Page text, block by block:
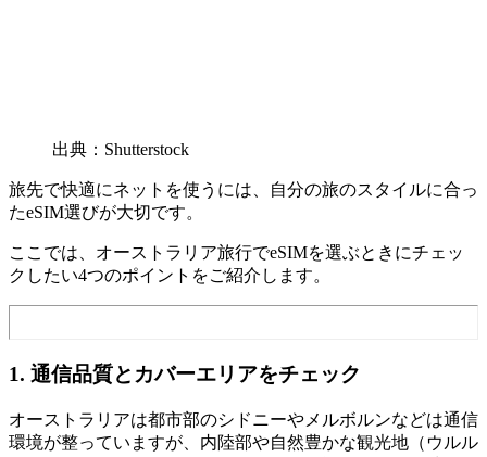
出典：Shutterstock
旅先で快適にネットを使うには、自分の旅のスタイルに合っ
たeSIM選びが大切です。
ここでは、オーストラリア旅行でeSIMを選ぶときにチェッ
クしたい4つのポイントをご紹介します。
1. 通信品質とカバーエリアをチェック
オーストラリアは都市部のシドニーやメルボルンなどは通信
環境が整っていますが、内陸部や自然豊かな観光地（ウルル